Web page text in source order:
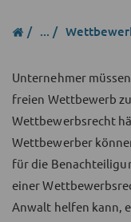
...
Unternehmer
freien Wettbewerb
Wettbewerbsrecht
Wettbewerber
für die
einer
Anwalt helfen kann,